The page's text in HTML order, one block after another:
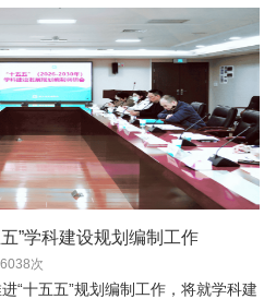
”学科建设规划编制工作
次
“十五五”规划编制工作，将就学科建